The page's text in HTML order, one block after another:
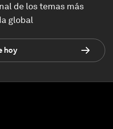
de los temas más
global
hoy